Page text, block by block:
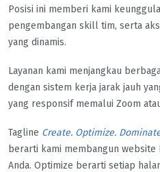
Posisi ini memberi kami
pengembangan skill tim, serta
yang dinamis.
Layanan kami menjangkau
dengan sistem kerja jarak jauh
yang responsif memalui Zoom
Tagline Create. Optimize.
berarti kami membangun
Anda. Optimize berarti setiap